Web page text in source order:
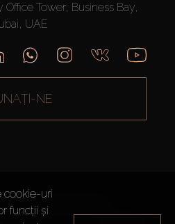
Office Tower, Business Bay,
UAE
NE
Toate drepturile rezervate
de
cookie-uri
funcții și